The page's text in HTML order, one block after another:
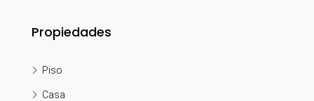
Propiedades
Piso
Casa